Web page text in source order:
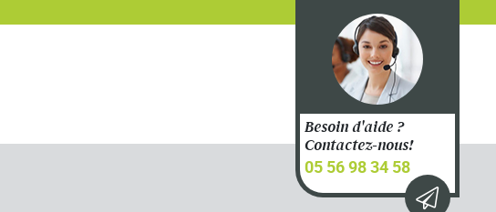
Besoin d'aide ?
Contactez-nous!
05 56 98 34 58